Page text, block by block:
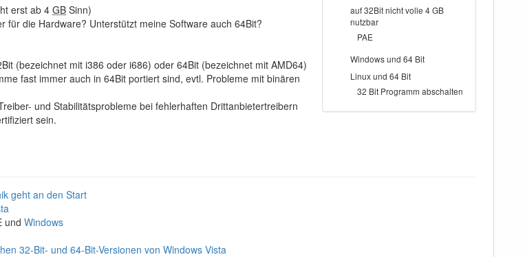
auf 32Bit nicht volle 4 GB
nutzbar
PAE
Windows und 64 Bit
Linux und 64 Bit
32 Bit Programm abschalten
erst ab 4 GB Sinn)
für die Hardware? Unterstützt meine Software auch 64Bit?
(bezeichnet mit i386 oder i686) oder 64Bit (bezeichnet mit AMD64)
fast immer auch in 64Bit portiert sind, evtl. Probleme mit binären
und Stabilitätsprobleme bei fehlerhaften Drittanbietertreibern
sein.
geht an den Start
und Windows
32-Bit- und 64-Bit-Versionen von Windows Vista